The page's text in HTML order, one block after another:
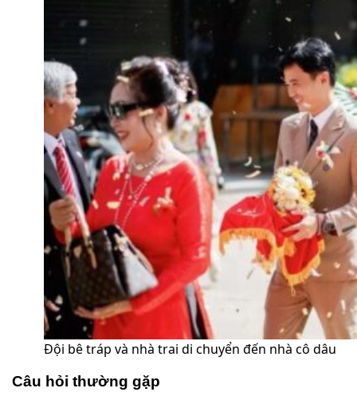
Đội bê tráp và nhà trai di chuyển đến nhà cô dâu
Câu hỏi thường gặp